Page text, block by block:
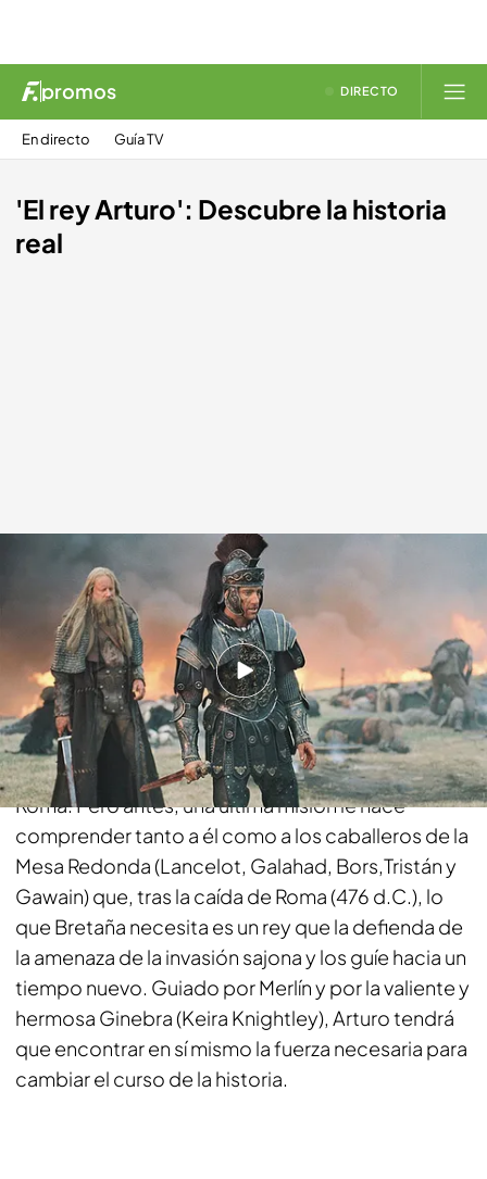
promos DIRECTO
En directo Guía TV
'El rey Arturo': Descubre la historia
real
telecinco.es
22 AGO 2016 - 18:44h.
Compartir
Arturo (Clive Owen) está deseando abandonar
Bretaña para regresar a la paz y estabilidad de
Roma. Pero antes, una última misión le hace
comprender tanto a él como a los caballeros de la
Mesa Redonda (Lancelot, Galahad, Bors,Tristán y
Gawain) que, tras la caída de Roma (476 d.C.), lo
que Bretaña necesita es un rey que la defienda de
la amenaza de la invasión sajona y los guíe hacia un
tiempo nuevo. Guiado por Merlín y por la valiente y
hermosa Ginebra (Keira Knightley), Arturo tendrá
que encontrar en sí mismo la fuerza necesaria para
cambiar el curso de la historia.